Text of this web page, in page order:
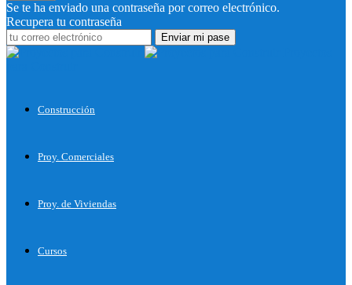
Se te ha enviado una contraseña por correo electrónico.
Recupera tu contraseña
Construcción
Proy. Comerciales
Proy. de Viviendas
Cursos